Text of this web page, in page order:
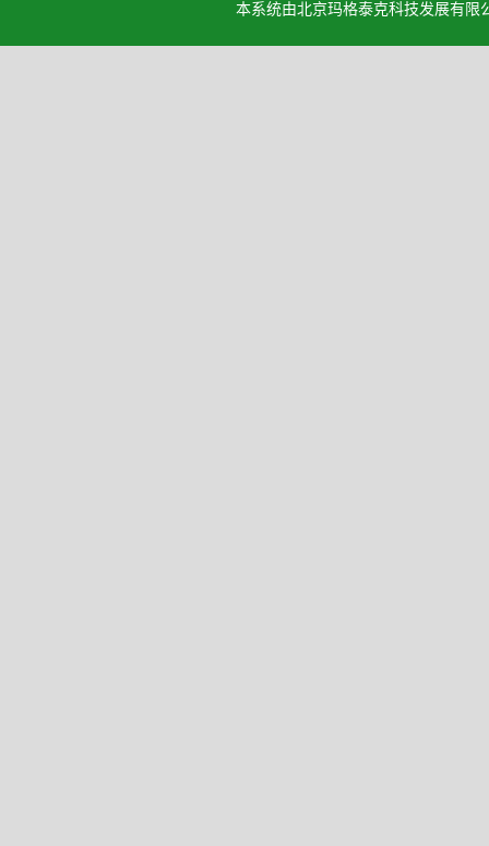
本系统由北京玛格泰克科技发展有